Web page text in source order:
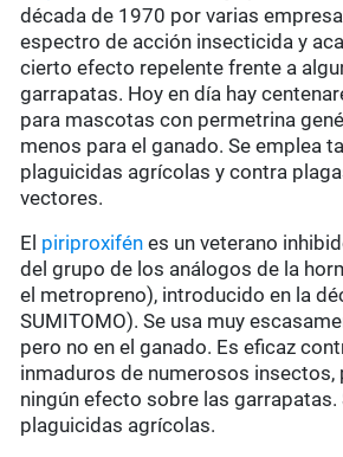
década de 1970 por varias
espectro de acción insecticida y
cierto efecto repelente frente a
garrapatas. Hoy en día hay
para mascotas con permetrina
menos para el ganado. Se emplea
plaguicidas agrícolas y contra
vectores.
El piriproxifén es un veterano
del grupo de los análogos de la
el metropreno), introducido en la
SUMITOMO). Se usa muy
pero no en el ganado. Es eficaz
inmaduros de numerosos insectos,
ningún efecto sobre las garrapatas.
plaguicidas agrícolas.